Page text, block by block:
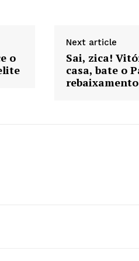
o
Next article
Sai, zica!
casa, bate o
rebaixamento